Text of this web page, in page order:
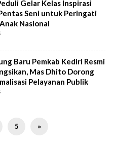
Gelar Kelas Inspirasi
Seni untuk Peringati
Nasional
Baru Pemkab Kediri Resmi
Mas Dhito Dorong
Pelayanan Publik
5 »